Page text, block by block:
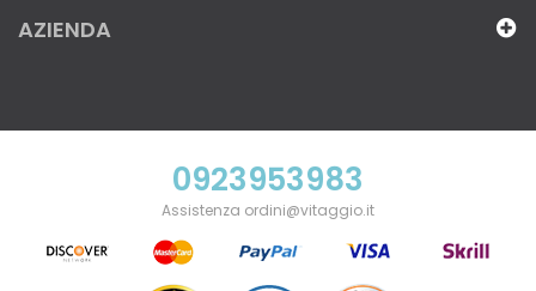
AZIENDA
0923953983
Assistenza ordini@vitaggio.it